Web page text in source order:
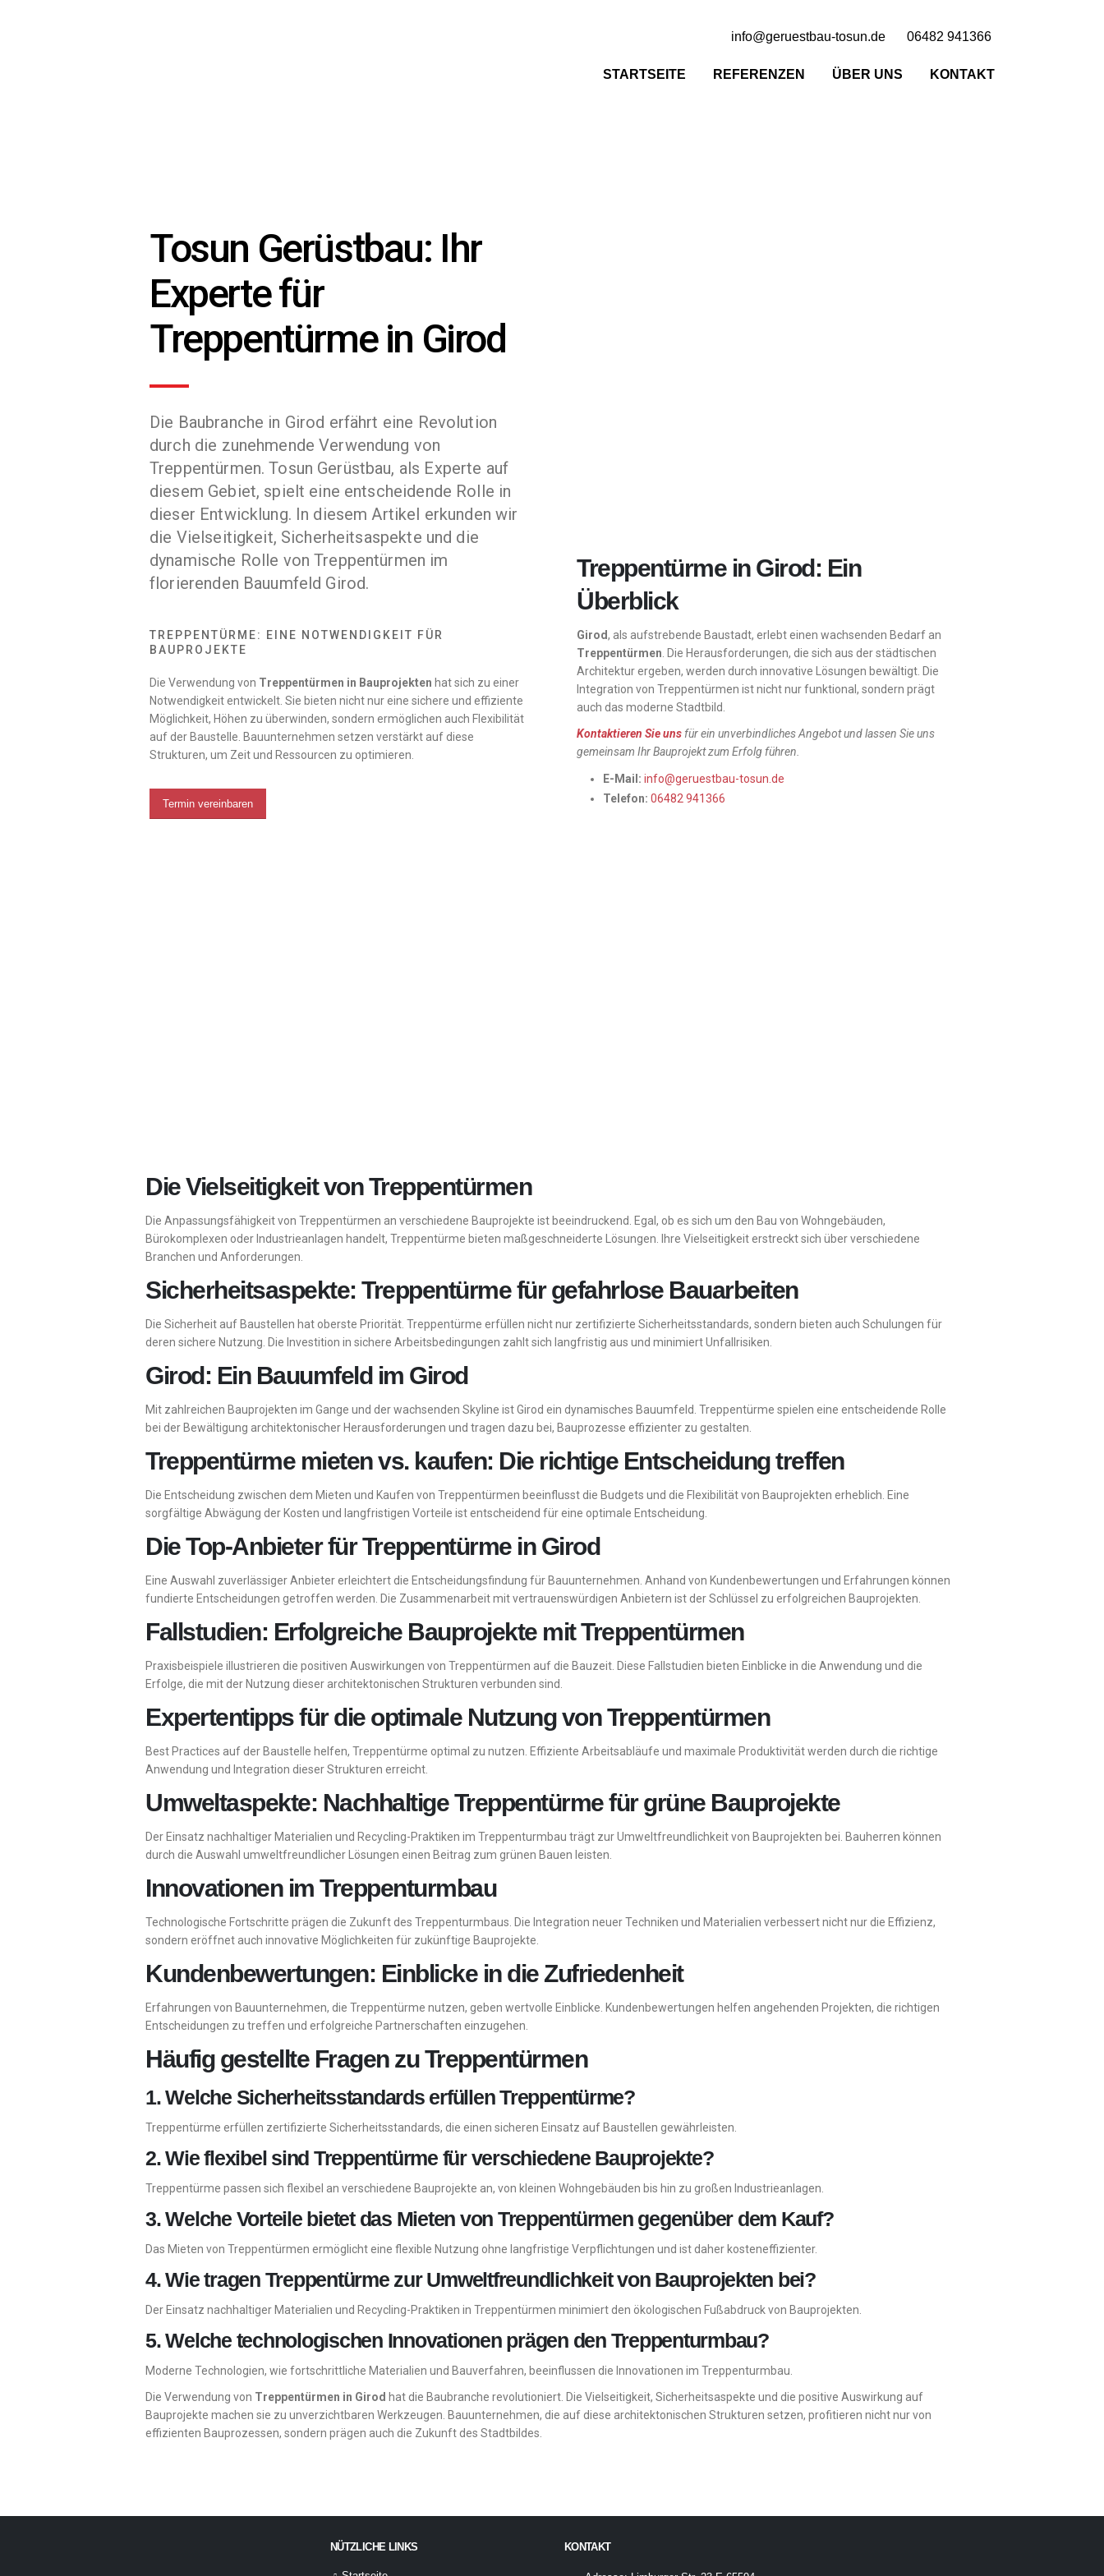
info@geruestbau-tosun.de 06482 941366
STARTSEITE REFERENZEN ÜBER UNS KONTAKT
Tosun Gerüstbau: Ihr
Experte für
Treppentürme in Girod
Die Baubranche in Girod erfährt eine Revolution
durch die zunehmende Verwendung von
Treppentürmen. Tosun Gerüstbau, als Experte auf
diesem Gebiet, spielt eine entscheidende Rolle in
dieser Entwicklung. In diesem Artikel erkunden wir
die Vielseitigkeit, Sicherheitsaspekte und die
dynamische Rolle von Treppentürmen im
florierenden Bauumfeld Girod.
TREPPENTÜRME: EINE NOTWENDIGKEIT FÜR
BAUPROJEKTE
Die Verwendung von Treppentürmen in Bauprojekten hat sich zu einer
Notwendigkeit entwickelt. Sie bieten nicht nur eine sichere und effiziente
Möglichkeit, Höhen zu überwinden, sondern ermöglichen auch Flexibilität
auf der Baustelle. Bauunternehmen setzen verstärkt auf diese
Strukturen, um Zeit und Ressourcen zu optimieren.
Termin vereinbaren
Treppentürme in Girod: Ein
Überblick
Girod, als aufstrebende Baustadt, erlebt einen wachsenden Bedarf an
Treppentürmen . Die Herausforderungen, die sich aus der städtischen
Architektur ergeben, werden durch innovative Lösungen bewältigt. Die
Integration von Treppentürmen ist nicht nur funktional, sondern prägt
auch das moderne Stadtbild.
Kontaktieren Sie uns für ein unverbindliches Angebot und lassen Sie uns
gemeinsam Ihr Bauprojekt zum Erfolg führen.
E-Mail: info@geruestbau-tosun.de
Telefon: 06482 941366
Die Vielseitigkeit von Treppentürmen
Die Anpassungsfähigkeit von Treppentürmen an verschiedene Bauprojekte ist beeindruckend. Egal, ob es sich um den Bau von Wohngebäuden,
Bürokomplexen oder Industrieanlagen handelt, Treppentürme bieten maßgeschneiderte Lösungen. Ihre Vielseitigkeit erstreckt sich über verschiedene
Branchen und Anforderungen.
Sicherheitsaspekte: Treppentürme für gefahrlose Bauarbeiten
Die Sicherheit auf Baustellen hat oberste Priorität. Treppentürme erfüllen nicht nur zertifizierte Sicherheitsstandards, sondern bieten auch Schulungen für
deren sichere Nutzung. Die Investition in sichere Arbeitsbedingungen zahlt sich langfristig aus und minimiert Unfallrisiken.
Girod: Ein Bauumfeld im Girod
Mit zahlreichen Bauprojekten im Gange und der wachsenden Skyline ist Girod ein dynamisches Bauumfeld. Treppentürme spielen eine entscheidende Rolle
bei der Bewältigung architektonischer Herausforderungen und tragen dazu bei, Bauprozesse effizienter zu gestalten.
Treppentürme mieten vs. kaufen: Die richtige Entscheidung treffen
Die Entscheidung zwischen dem Mieten und Kaufen von Treppentürmen beeinflusst die Budgets und die Flexibilität von Bauprojekten erheblich. Eine
sorgfältige Abwägung der Kosten und langfristigen Vorteile ist entscheidend für eine optimale Entscheidung.
Die Top-Anbieter für Treppentürme in Girod
Eine Auswahl zuverlässiger Anbieter erleichtert die Entscheidungsfindung für Bauunternehmen. Anhand von Kundenbewertungen und Erfahrungen können
fundierte Entscheidungen getroffen werden. Die Zusammenarbeit mit vertrauenswürdigen Anbietern ist der Schlüssel zu erfolgreichen Bauprojekten.
Fallstudien: Erfolgreiche Bauprojekte mit Treppentürmen
Praxisbeispiele illustrieren die positiven Auswirkungen von Treppentürmen auf die Bauzeit. Diese Fallstudien bieten Einblicke in die Anwendung und die
Erfolge, die mit der Nutzung dieser architektonischen Strukturen verbunden sind.
Expertentipps für die optimale Nutzung von Treppentürmen
Best Practices auf der Baustelle helfen, Treppentürme optimal zu nutzen. Effiziente Arbeitsabläufe und maximale Produktivität werden durch die richtige
Anwendung und Integration dieser Strukturen erreicht.
Umweltaspekte: Nachhaltige Treppentürme für grüne Bauprojekte
Der Einsatz nachhaltiger Materialien und Recycling-Praktiken im Treppenturmbau trägt zur Umweltfreundlichkeit von Bauprojekten bei. Bauherren können
durch die Auswahl umweltfreundlicher Lösungen einen Beitrag zum grünen Bauen leisten.
Innovationen im Treppenturmbau
Technologische Fortschritte prägen die Zukunft des Treppenturmbaus. Die Integration neuer Techniken und Materialien verbessert nicht nur die Effizienz,
sondern eröffnet auch innovative Möglichkeiten für zukünftige Bauprojekte.
Kundenbewertungen: Einblicke in die Zufriedenheit
Erfahrungen von Bauunternehmen, die Treppentürme nutzen, geben wertvolle Einblicke. Kundenbewertungen helfen angehenden Projekten, die richtigen
Entscheidungen zu treffen und erfolgreiche Partnerschaften einzugehen.
Häufig gestellte Fragen zu Treppentürmen
1. Welche Sicherheitsstandards erfüllen Treppentürme?
Treppentürme erfüllen zertifizierte Sicherheitsstandards, die einen sicheren Einsatz auf Baustellen gewährleisten.
2. Wie flexibel sind Treppentürme für verschiedene Bauprojekte?
Treppentürme passen sich flexibel an verschiedene Bauprojekte an, von kleinen Wohngebäuden bis hin zu großen Industrieanlagen.
3. Welche Vorteile bietet das Mieten von Treppentürmen gegenüber dem Kauf?
Das Mieten von Treppentürmen ermöglicht eine flexible Nutzung ohne langfristige Verpflichtungen und ist daher kosteneffizienter.
4. Wie tragen Treppentürme zur Umweltfreundlichkeit von Bauprojekten bei?
Der Einsatz nachhaltiger Materialien und Recycling-Praktiken in Treppentürmen minimiert den ökologischen Fußabdruck von Bauprojekten.
5. Welche technologischen Innovationen prägen den Treppenturmbau?
Moderne Technologien, wie fortschrittliche Materialien und Bauverfahren, beeinflussen die Innovationen im Treppenturmbau.
Die Verwendung von Treppentürmen in Girod hat die Baubranche revolutioniert. Die Vielseitigkeit, Sicherheitsaspekte und die positive Auswirkung auf
Bauprojekte machen sie zu unverzichtbaren Werkzeugen. Bauunternehmen, die auf diese architektonischen Strukturen setzen, profitieren nicht nur von
effizienten Bauprozessen, sondern prägen auch die Zukunft des Stadtbildes.
NÜTZLICHE LINKS KONTAKT